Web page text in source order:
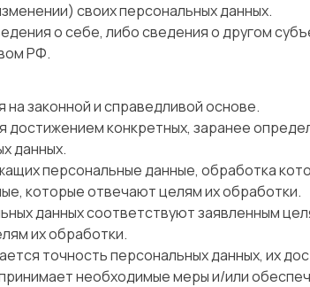
своих персональных данных.
о себе, либо сведения о другом
РФ.
законной и справедливой основе.
конкретных, заранее
данных.
персональные данные, обработка
которые отвечают целям их обработки.
данных соответствуют заявленным
их обработки.
точность персональных данных, их
необходимые меры и/или